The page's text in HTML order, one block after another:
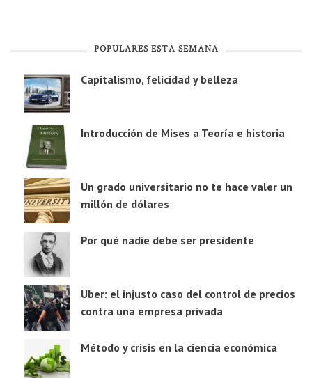
POPULARES ESTA SEMANA
Capitalismo, felicidad y belleza
Introducción de Mises a Teoría e historia
Un grado universitario no te hace valer un
millón de dólares
Por qué nadie debe ser presidente
Uber: el injusto caso del control de precios
contra una empresa privada
Método y crisis en la ciencia económica